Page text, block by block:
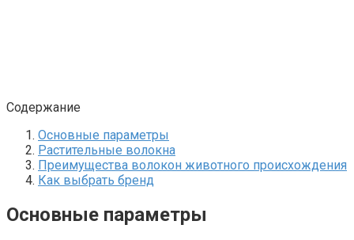
Содержание
Основные параметры
Растительные волокна
Преимущества волокон животного происхождения
Как выбрать бренд
Основные параметры